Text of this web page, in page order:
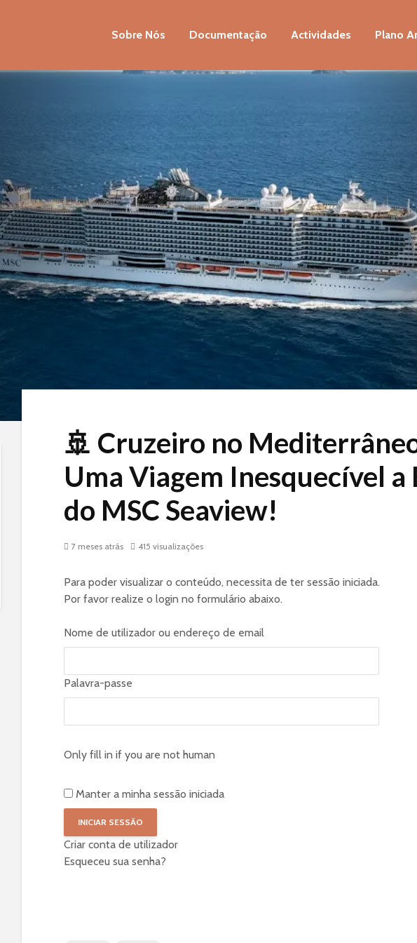
Sobre Nós Documentação Actividades Plano
🚢 Cruzeiro no
Uma Viagem Inesquecível a
do MSC Seaview!
7 meses atrás 415 visualizações
Para poder visualizar o conteúdo, necessita de ter sessão iniciada.
Por favor realize o login no formulário abaixo.
Nome de utilizador ou endereço de email
Palavra-passe
Only fill in if you are not human
Manter a minha sessão iniciada
Criar conta de utilizador
Esqueceu sua senha?